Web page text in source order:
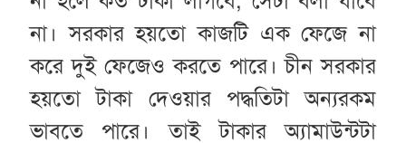
না। সরকার হয়তো কাজটি এক ফেজে না
করে দুই ফেজেও করতে পারে। চীন সরকার
হয়তো টাকা দেওয়ার পদ্ধতিটা অন্যরকম
ভাবতে পারে। তাই টাকার অ্যামাউন্টটা